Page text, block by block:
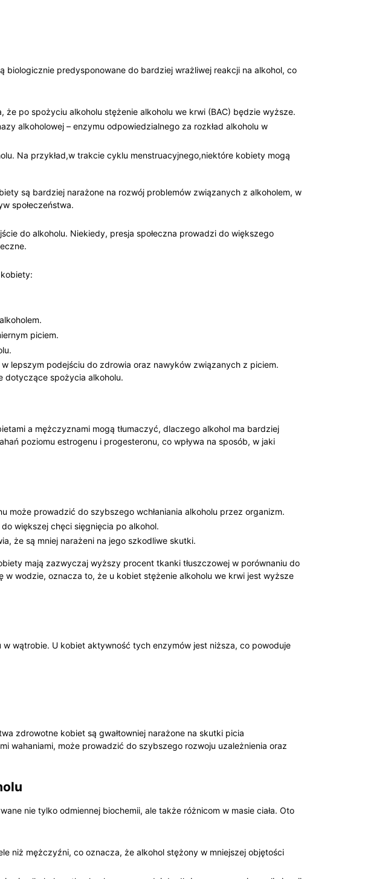
biologicznie predysponowane do‌ bardziej wrażliwej reakcji na ​alkohol, co⁤
że po spożyciu alkoholu⁤ stężenie alkoholu we krwi (BAC) będzie wyższe.
⁣alkoholowej – enzymu odpowiedzialnego za rozkład alkoholu w
Na przykład,w trakcie cyklu menstruacyjnego,niektóre kobiety mogą
są bardziej‍ narażone na rozwój problemów ⁢związanych z⁣ alkoholem, w
społeczeństwa.
do alkoholu. Niekiedy, ⁣presja społeczna prowadzi⁤ do⁣ większego
piciem.
lepszym podejściu do zdrowia oraz⁣ nawyków związanych z piciem.
dotyczące spożycia alkoholu.
a⁣ mężczyznami mogą tłumaczyć, dlaczego alkohol ‌ma bardziej
poziomu estrogenu i progesteronu, co ‌wpływa na sposób, w⁢ jaki
może ⁢prowadzić do⁤ szybszego wchłaniania alkoholu przez organizm.
większej chęci‍ sięgnięcia⁤ po ‌alkohol.
​że są mniej narażeni na jego ⁤szkodliwe skutki.
​mają zazwyczaj wyższy procent tkanki tłuszczowej w⁢ porównaniu ⁣do
wodzie, oznacza to, że u kobiet​ stężenie alkoholu we krwi jest wyższe
⁤wątrobie. U kobiet aktywność tych‌ enzymów jest‍ niższa, co powoduje
zdrowotne kobiet ⁤są gwałtowniej⁢ narażone na skutki ​picia
wahaniami, może prowadzić do szybszego rozwoju ⁤uzależnienia oraz
nie tylko⁤ odmiennej biochemii, ale także różnicom w‍ masie ciała. Oto
niż mężczyźni, co oznacza, że alkohol stężony w ‌mniejszej objętości